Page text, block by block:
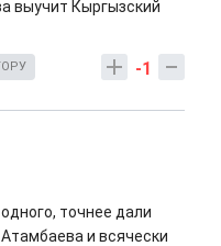
выучит Кыргызский
-1
точнее дали
и всячески